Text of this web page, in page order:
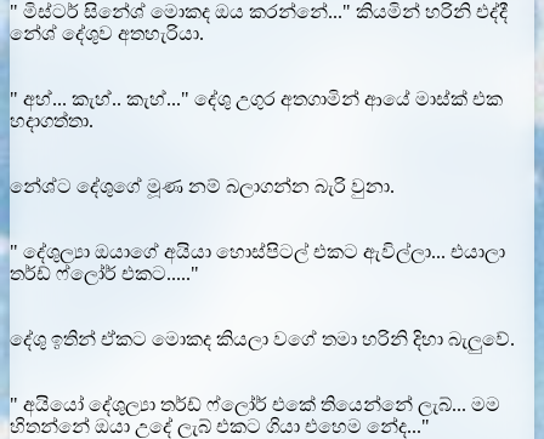
" මිස්ටර් සිනේශ් මොකද ඔය කරන්නේ..." කියමින් හරිනි එද්දී
නේශ් දේශුව අතහැරියා.
" අහ්... කැහ්.. කැහ්..." දේශු උගුර අතගාමින් ආයේ මාස්ක් එක
හදාගත්තා.
නේශ්ට දේශුගේ මූණ නම් බලාගන්න බැරි වුනා.
" දේශුල්‍යා ඔයාගේ අයියා හොස්පිටල් එකට ඇවිල්ලා... එයාලා
තර්ඩ් ෆ්ලෝර් එකට....."
දේශු ඉතින් ඒකට මොකද කියලා වගේ තමා හරිනි දිහා බැලුවේ.
" අයියෝ දේශුල්‍යා තර්ඩ් ෆ්ලෝර් එකේ තියෙන්නේ ලැබ්... මම
හිතන්නේ ඔයා උදේ ලැබ් එකට ගියා එහෙම නේද..."